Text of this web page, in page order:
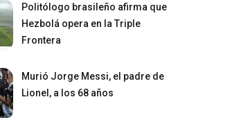
Politólogo brasileño afirma que
Hezbolá opera en la Triple
Frontera
Murió Jorge Messi, el padre de
Lionel, a los 68 años